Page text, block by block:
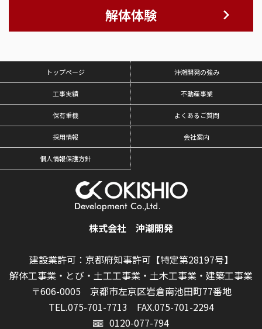
解体体験
トップページ 沖潮開発の強み
工事実績 不動産事業
保有重機 よくあるご質問
採用情報 会社案内
個人情報保護方針
株式会社 沖潮開発
建設業許可：京都府知事許可【特定第28197号】
解体工事業・とび・土工工事業・土木工事業・建築工事業
〒606-0005 京都市左京区岩倉南池田町77番地
TEL.075-701-7713 FAX.075-701-2294
0120-077-794